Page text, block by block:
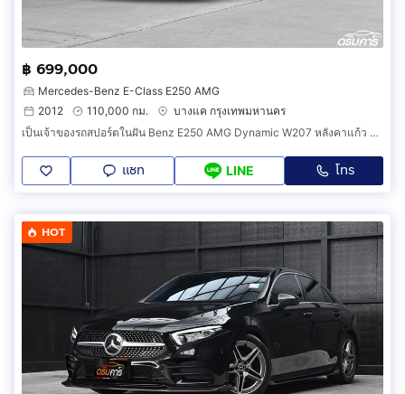
฿ 699,000
Mercedes-Benz E-Class E250 AMG
2012
110,000 กม.
บางแค กรุงเทพมหานคร
เป็นเจ้าของรถสปอร์ตในฝัน Benz E250 AMG Dynamic W207 หลังคาแก้ว สเปคเทพสภาพนางฟ้าหายาก (AAFH)
แชท LINE โทร
HOT